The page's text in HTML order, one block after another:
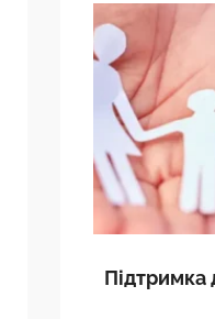
Підтримка